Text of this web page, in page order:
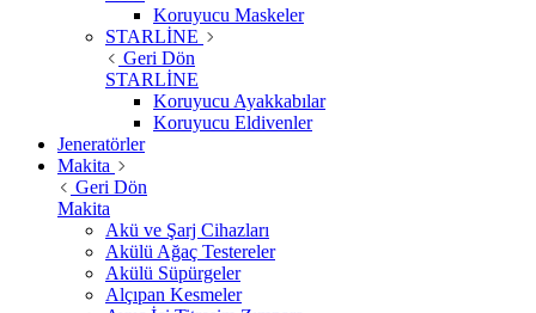
Koruyucu Maskeler
STARLİNE
Geri Dön
STARLİNE
Koruyucu Ayakkabılar
Koruyucu Eldivenler
Jeneratörler
Makita
Geri Dön
Makita
Akü ve Şarj Cihazları
Akülü Ağaç Testereler
Akülü Süpürgeler
Alçıpan Kesmeler